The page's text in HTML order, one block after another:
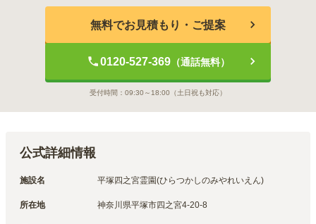
無料でお見積もり・ご提案
0120-527-369（通話無料）
受付時間： 09:30～18:00 （土日祝も対応）
公式詳細情報
施設名 平塚四之宮霊園(ひらつかしのみやれいえん)
所在地 神奈川県平塚市四之宮4-20-8